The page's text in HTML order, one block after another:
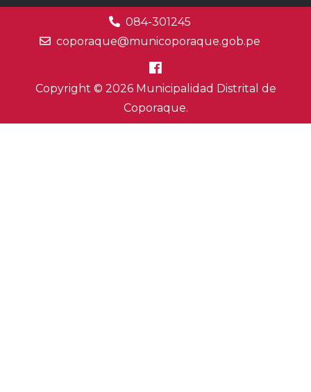
084-301245
coporaque@municoporaque.gob.pe
Copyright © 2026 Municipalidad Distrital de
Coporaque.